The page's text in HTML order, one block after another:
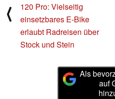
⟨
120 Pro: Vielseitig
einsetzbares E-Bike
erlaubt Radreisen über
Stock und Stein
Als
auf